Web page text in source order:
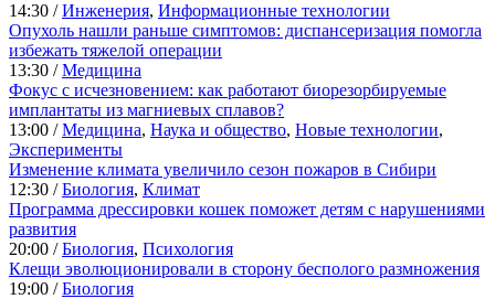
14:30 /Инженерия, Информационные технологии
Опухоль нашли раньше симптомов: диспансеризация помогла
избежать тяжелой операции
13:30 /Медицина
Фокус с исчезновением: как работают биорезорбируемые
имплантаты из магниевых сплавов?
13:00 /Медицина, Наука и общество, Новые технологии,
Эксперименты
Изменение климата увеличило сезон пожаров в Сибири
12:30 /Биология, Климат
Программа дрессировки кошек поможет детям с нарушениями
развития
20:00 /Биология, Психология
Клещи эволюционировали в сторону бесполого размножения
19:00 /Биология